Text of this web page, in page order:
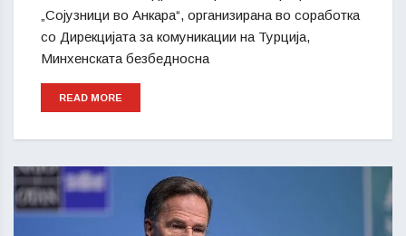
„Сојузници во Анкара“, организирана во соработка
со Дирекцијата за комуникации на Турција,
Минхенската безбедносна
READ MORE